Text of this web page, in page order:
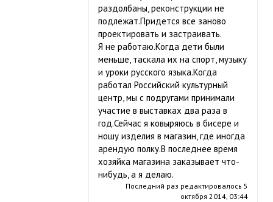
раздолбаны, реконструкции не
подлежат.Придется все заново
проектировать и застраивать.
Я не работаю.Когда дети были
меньше, таскала их на спорт, музыку
и уроки русского языка.Когда
работал Российский культурный
центр, мы с подругами принимали
участие в выставках два раза в
год.Сейчас я ковыряюсь в бисере и
ношу изделия в магазин, где иногда
арендую полку.В последнее время
хозяйка магазина заказывает что-
нибудь, а я делаю.
Последний раз редактировалось 5
октября 2014, 03:44